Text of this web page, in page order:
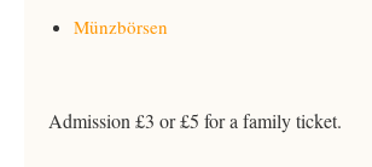
Münzbörsen
Admission £3 or £5 for a family ticket.